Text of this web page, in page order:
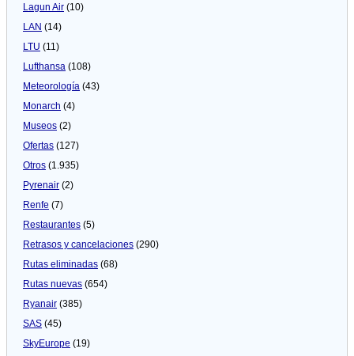
Lagun Air (10)
LAN (14)
LTU (11)
Lufthansa (108)
Meteorologí­a (43)
Monarch (4)
Museos (2)
Ofertas (127)
Otros (1.935)
Pyrenair (2)
Renfe (7)
Restaurantes (5)
Retrasos y cancelaciones (290)
Rutas eliminadas (68)
Rutas nuevas (654)
Ryanair (385)
SAS (45)
SkyEurope (19)